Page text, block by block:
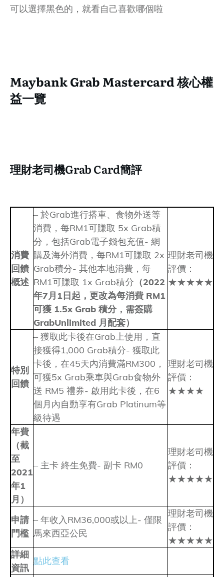
可以選擇黑色的，就看自己喜歡哪個啦
Maybank Grab Mastercard 核心權
益一覽
理財老司機Grab Card簡評
消費
回饋
概述
– 於Grab進行搭車、食物外送等
消費，每RM1可賺取 5x Grab積
分，包括Grab電子錢包充值- 網
購及海外消費，每RM1可賺取 2x
Grab積分- 其他本地消費，每
RM1可賺取 1x Grab積分 （2022
年7月1日起，更改為每消費 RM1
可獲 1.5x Grab 積分，需簽購
GrabUnlimited 月配套）
理財老司機
評價：
★★★★★
特別
回饋
– 獲取此卡後在Grab上使用，直
接獲得1,000 Grab積分- 獲取此
卡後，在45天內消費滿RM300，
可獲5x Grab乘車與Grab食物外
送 RM5 禮券- 啟用此卡後，在6
個月內自動享有Grab Platinum等
級待遇
理財老司機
評價：
★★★★
年費
（截
至
2021
年1
月）
– 主卡 終生免費- 副卡 RM0
理財老司機
評價：
★★★★★
申請
門檻
– 年收入RM36,000或以上- 僅限
馬來西亞公民
理財老司機
評價：
★★★★★
詳細
資訊
點此查看